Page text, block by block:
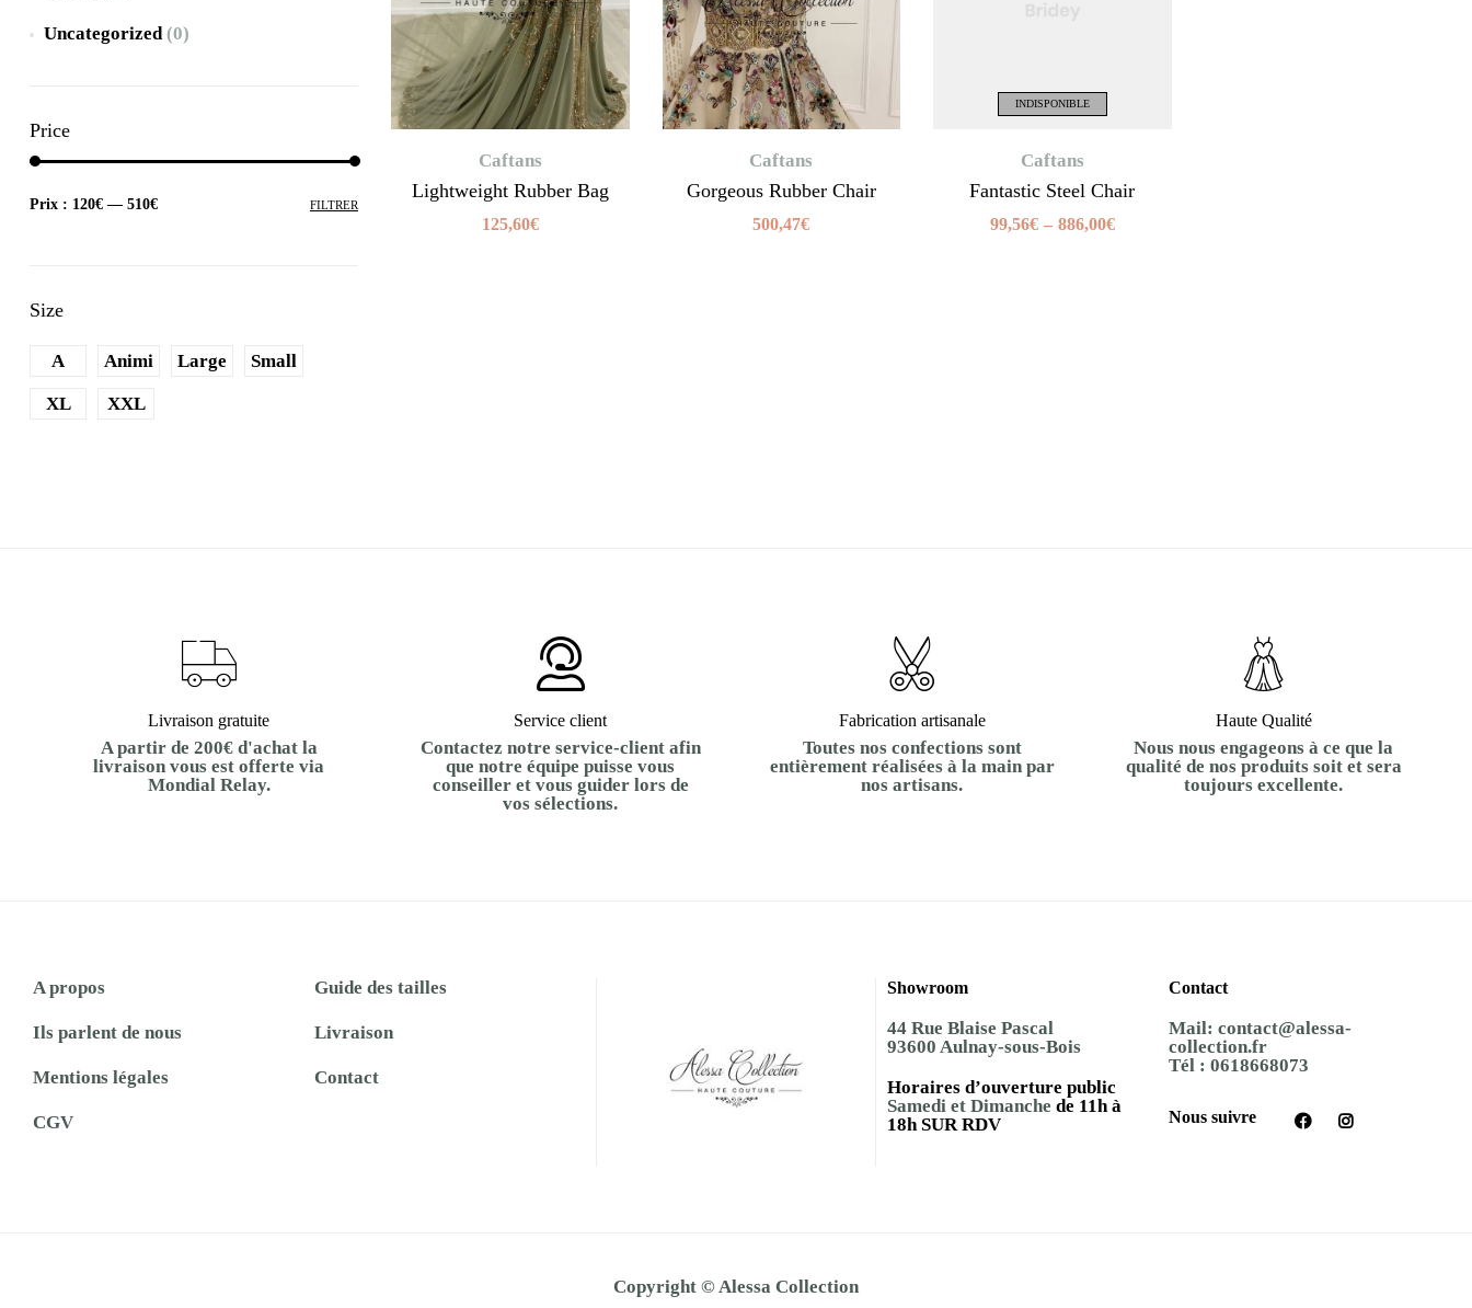
Caftans
Lightweight Rubber Bag
125,60€
Caftans
Gorgeous Rubber Chair
500,47€
INDISPONIBLE
Caftans
Fantastic Steel Chair
99,56€ – 886,00€
Uncategorized (0)
Price
FILTRER
Prix : 120€ — 510€
Size
A Animi Large Small
XL XXL
Livraison gratuite
A partir de 200€ d'achat la
livraison vous est offerte via
Mondial Relay.
Service client
Contactez notre service-client afin
que notre équipe puisse vous
conseiller et vous guider lors de
vos sélections.
Fabrication artisanale
Toutes nos confections sont
entièrement réalisées à la main par
nos artisans.
Haute Qualité
Nous nous engageons à ce que la
qualité de nos produits soit et sera
toujours excellente.
A propos
Ils parlent de nous
Mentions légales
CGV
Guide des tailles
Livraison
Contact
Showroom
44 Rue Blaise Pascal
93600 Aulnay-sous-Bois
Horaires d’ouverture public
Samedi et Dimanchede 11h à
18h SUR RDV
Contact
Mail:contact@alessa-
collection.fr
Tél :0618668073
Nous suivre
Copyright © Alessa Collection